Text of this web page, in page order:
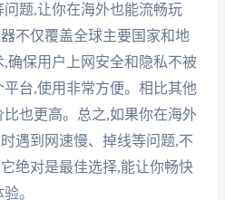
题,让你在海外也能流畅玩
不仅覆盖全球主要国家和地
确保用户上网安全和隐私不被
台,使用非常方便。相比其他
也更高。总之,如果你在海外
遇到网速慢、掉线等问题,不
绝对是最佳选择,能让你畅快
。